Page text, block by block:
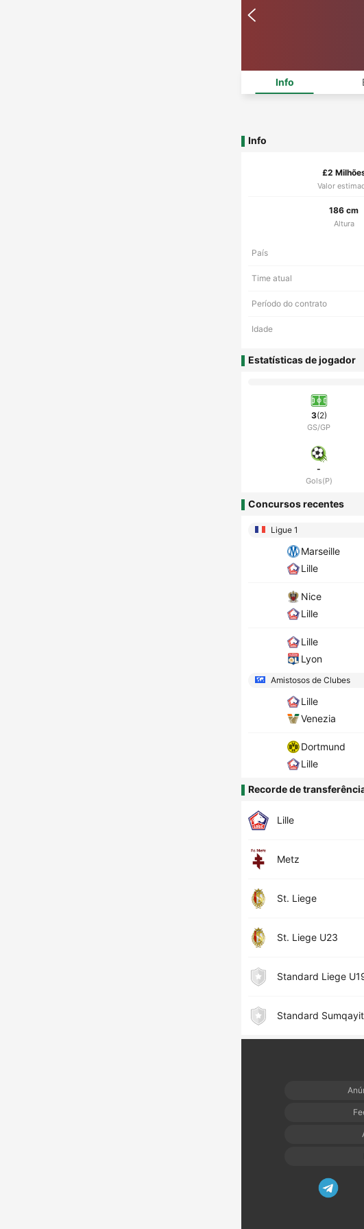
Info
Info
£2
Valor
186 cm
Altura
País
Time atual
Período do contrato
Idade
Estatísticas de jogador
3(2)
GS/GP
-
Gols(P)
Concursos recentes
Ligue 1
Marseille
Lille
Nice
Lille
Lille
Lyon
Amistosos de Clubes
Lille
Venezia
Dortmund
Lille
Recorde de
Lille
Metz
St. Liege
St. Liege U23
Standard Liege
Standard